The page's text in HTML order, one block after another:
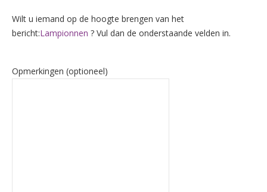
Wilt u iemand op de hoogte brengen van het
bericht:Lampionnen ? Vul dan de onderstaande velden in.
Opmerkingen (optioneel)